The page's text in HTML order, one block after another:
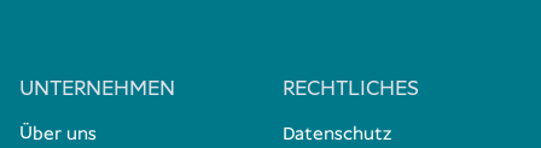
UNTERNEHMEN
Über uns
RECHTLICHES
Datenschutz